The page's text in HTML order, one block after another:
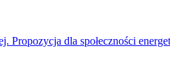
dla społeczności